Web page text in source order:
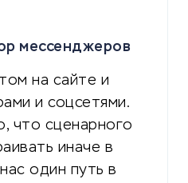
мессенджеров
на сайте и
и соцсетями.
что сценарного
иначе в
один путь в